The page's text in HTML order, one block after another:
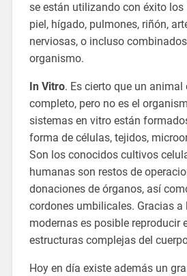
se están utilizando con éxito los
piel, hígado, pulmones, riñón,
nerviosas, o incluso
organismo.
In Vitro. Es cierto que un
completo, pero no es el
sistemas en vitro están
forma de células, tejidos,
Son los conocidos cultivos
humanas son restos de
donaciones de órganos, así
cordones umbilicales. Gracias a
modernas es posible reproducir
estructuras complejas del
Hoy en día existe además un